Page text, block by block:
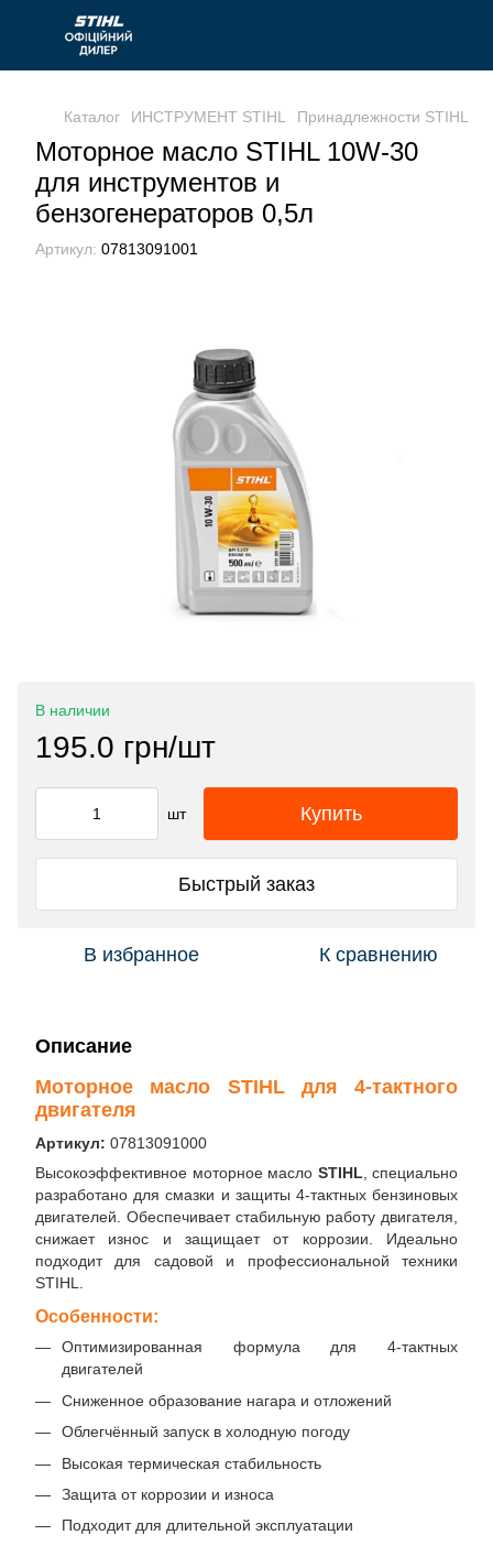
Каталог ИНСТРУМЕНТ STIHL Принадлежности STIHL
Моторное масло STIHL 10W-30
для инструментов и
бензогенераторов 0,5л
Артикул: 07813091001
В наличии
195.0 грн/шт
шт Купить
Быстрый заказ
В избранное К сравнению
Описание
Моторное масло STIHL для 4-тактного
двигателя
Артикул: 07813091000
Высокоэффективное моторное масло STIHL , специально
разработано для смазки и защиты 4-тактных бензиновых
двигателей. Обеспечивает стабильную работу двигателя,
снижает износ и защищает от коррозии. Идеально
подходит для садовой и профессиональной техники
STIHL.
Особенности:
Оптимизированная формула для 4-тактных
двигателей
Сниженное образование нагара и отложений
Облегчённый запуск в холодную погоду
Высокая термическая стабильность
Защита от коррозии и износа
Подходит для длительной эксплуатации